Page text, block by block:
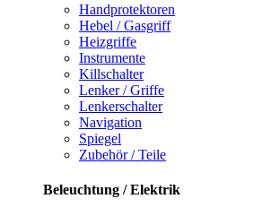
Handprotektoren
Hebel / Gasgriff
Heizgriffe
Instrumente
Killschalter
Lenker / Griffe
Lenkerschalter
Navigation
Spiegel
Zubehör / Teile
Beleuchtung / Elektrik